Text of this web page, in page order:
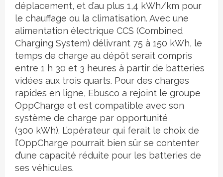
déplacement, et d’au plus 1,4 kWh/km pour
le chauffage ou la climatisation. Avec une
alimentation électrique CCS (Combined
Charging System) délivrant 75 à 150 kWh, le
temps de charge au dépôt serait compris
entre 1 h 30 et 3 heures à partir de batteries
vidées aux trois quarts. Pour des charges
rapides en ligne, Ebusco a rejoint le groupe
OppCharge et est compatible avec son
système de charge par opportunité
(300 kWh). L’opérateur qui ferait le choix de
l’OppCharge pourrait bien sûr se contenter
d’une capacité réduite pour les batteries de
ses véhicules.